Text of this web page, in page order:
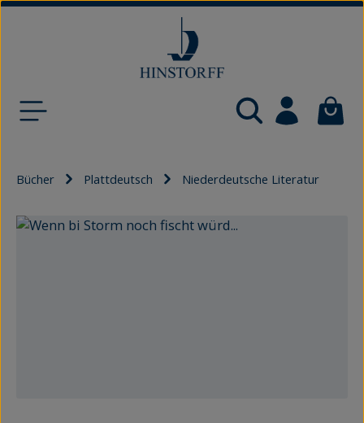
Bücher Plattdeutsch Niederdeutsche Literatur
Bildergalerie überspringen